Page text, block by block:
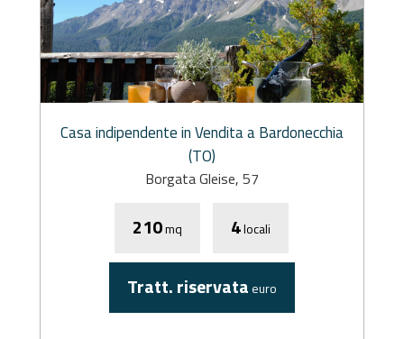
Casa indipendente in Vendita a Bardonecchia
(TO)
Borgata Gleise, 57
210mq 4locali
Tratt. riservata euro